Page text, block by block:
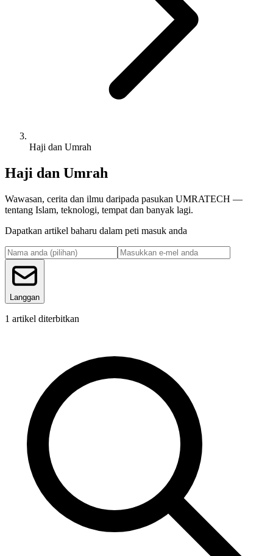
Haji dan Umrah
Haji dan Umrah
Wawasan, cerita dan ilmu daripada pasukan UMRATECH —
tentang Islam, teknologi, tempat dan banyak lagi.
Dapatkan artikel baharu dalam peti masuk anda
Langgan
1 artikel diterbitkan